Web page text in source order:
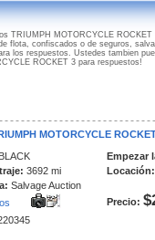
TRIUMPH MOTORCYCLE
flota, confiscados o de seguros,
los respuestos. Ustedes tambien
ROCKET 3 para respuestos!
MOTORCYCLE
BLACK
3692 mi
Salvage Auction
Empezar
Locación:
Precio: